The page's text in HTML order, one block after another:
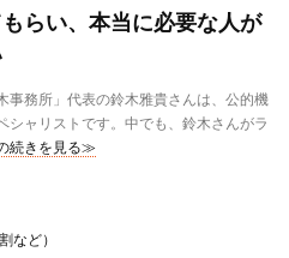
らい、本当に必要な人が
務所」代表の鈴木雅貴さんは、公的機
シャリストです。中でも、鈴木さんがラ
続きを見る≫
など）